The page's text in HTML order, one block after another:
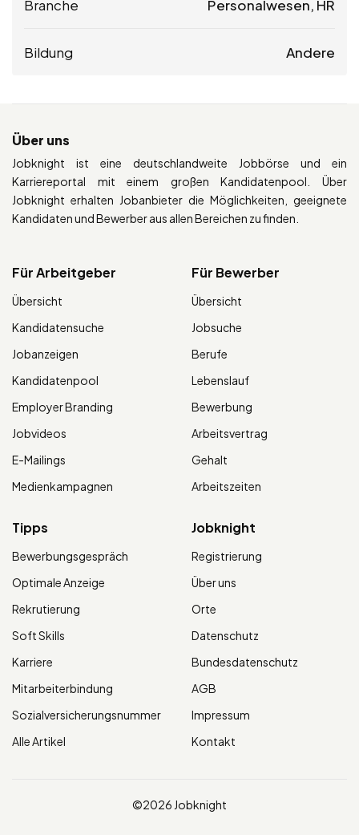
Branche Personalwesen, HR
Bildung Andere
Über uns
Jobknight ist eine deutschlandweite Jobbörse und ein
Karriereportal mit einem großen Kandidatenpool. Über
Jobknight erhalten Jobanbieter die Möglichkeiten, geeignete
Kandidaten und Bewerber aus allen Bereichen zu finden.
Für Arbeitgeber
Übersicht
Kandidatensuche
Jobanzeigen
Kandidatenpool
Employer Branding
Jobvideos
E-Mailings
Medienkampagnen
Für Bewerber
Übersicht
Jobsuche
Berufe
Lebenslauf
Bewerbung
Arbeitsvertrag
Gehalt
Arbeitszeiten
Tipps
Bewerbungsgespräch
Optimale Anzeige
Rekrutierung
Soft Skills
Karriere
Mitarbeiterbindung
Sozialversicherungsnummer
Alle Artikel
Jobknight
Registrierung
Über uns
Orte
Datenschutz
Bundesdatenschutz
AGB
Impressum
Kontakt
©2026 Jobknight